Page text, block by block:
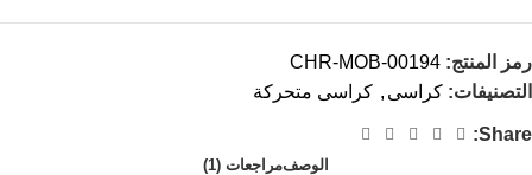
رمز المنتج: CHR-MOB-00194
التصنيفات: كراسى , كراسى متحركة
Share:
الوصفمراجعات (1)